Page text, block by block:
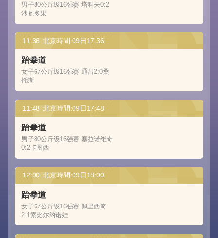
男子80公斤级16强赛 塔科夫0:2
沙瓦多果
11:36 北京時間:09日17:36
跆拳道
女子67公斤级16强赛 通昌2:0桑
托斯
11:48 北京時間:09日17:48
跆拳道
男子80公斤级16强赛 塞拉诺维奇
0:2卡图西
12:00 北京時間:09日18:00
跆拳道
女子67公斤级16强赛 佩里西奇
2:1索比尔约诺娃